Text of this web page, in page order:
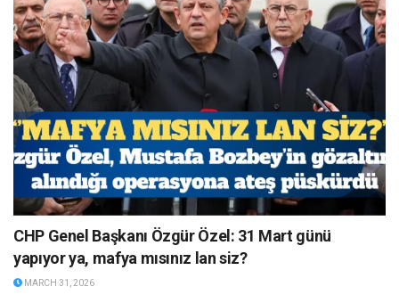
CHP Genel Başkanı Özgür Özel: 31 Mart günü
yapıyor ya, mafya mısınız lan siz?
MARCH 31, 2026